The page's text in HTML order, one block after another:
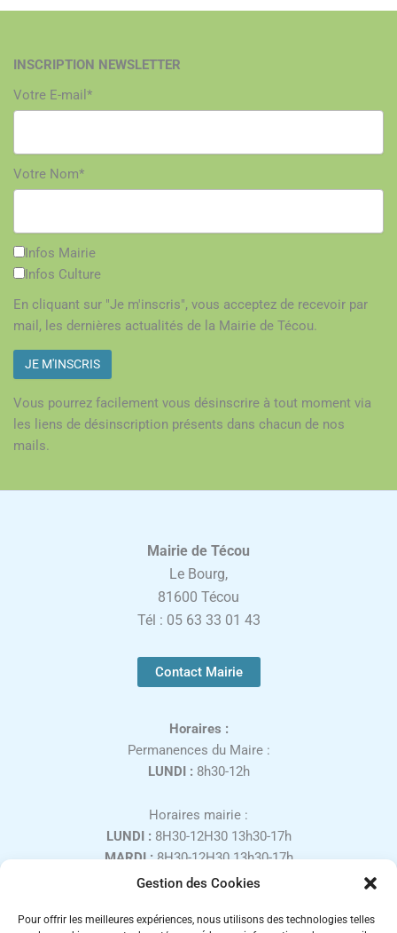
Gestion des Cookies
Pour offrir les meilleures expériences, nous utilisons des technologies telles
INSCRIPTION NEWSLETTER
Votre E-mail*
Votre Nom*
Infos Mairie
Infos Culture
En cliquant sur "Je m'inscris", vous acceptez de recevoir par
mail, les dernières actualités de la Mairie de Técou.
Vous pourrez facilement vous désinscrire à tout moment via
les liens de désinscription présents dans chacun de nos
mails.
Mairie de Técou
Le Bourg,
81600 Técou
Tél : 05 63 33 01 43
Contact Mairie
Horaires :
Permanences du Maire :
LUNDI : 8h30-12h
Horaires mairie :
LUNDI : 8H30-12H30 13h30-17h
MARDI :8H30-12H30 13h30-17h
MERCREDI :8H30-12H30
VENDREDI :8H30-12H30 13h30-16h